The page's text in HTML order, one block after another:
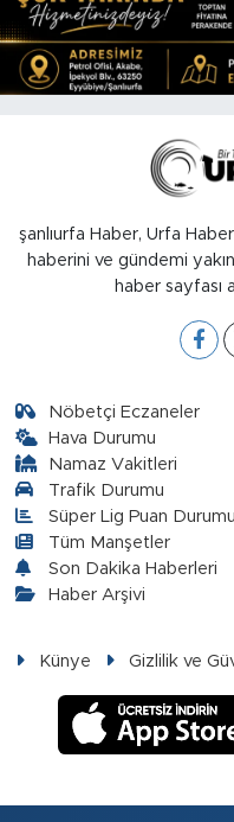
şanlıurfa Haber, Urfa
haberini ve gündemi
haber sayfası
Nöbetçi Eczaneler
Hava Durumu
Namaz Vakitleri
Trafik Durumu
Süper Lig Puan
Tüm Manşetler
Son Dakika Haberleri
Haber Arşivi
Künye Gizlilik ve